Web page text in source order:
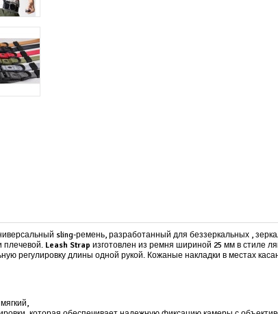
sling-ремень, разработанный для беззеркальных ,
плечевой. Leash Strap изготовлен из ремня шириной 25 мм в стиле
регулировку длины одной рукой. Кожаные накладки в местах